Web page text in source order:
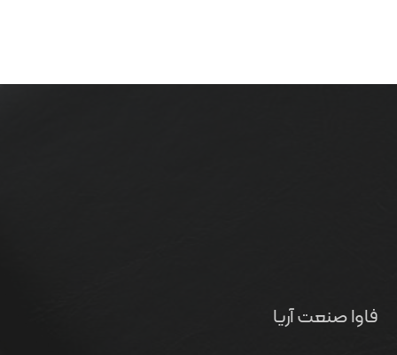
فاوا صنعت آریا